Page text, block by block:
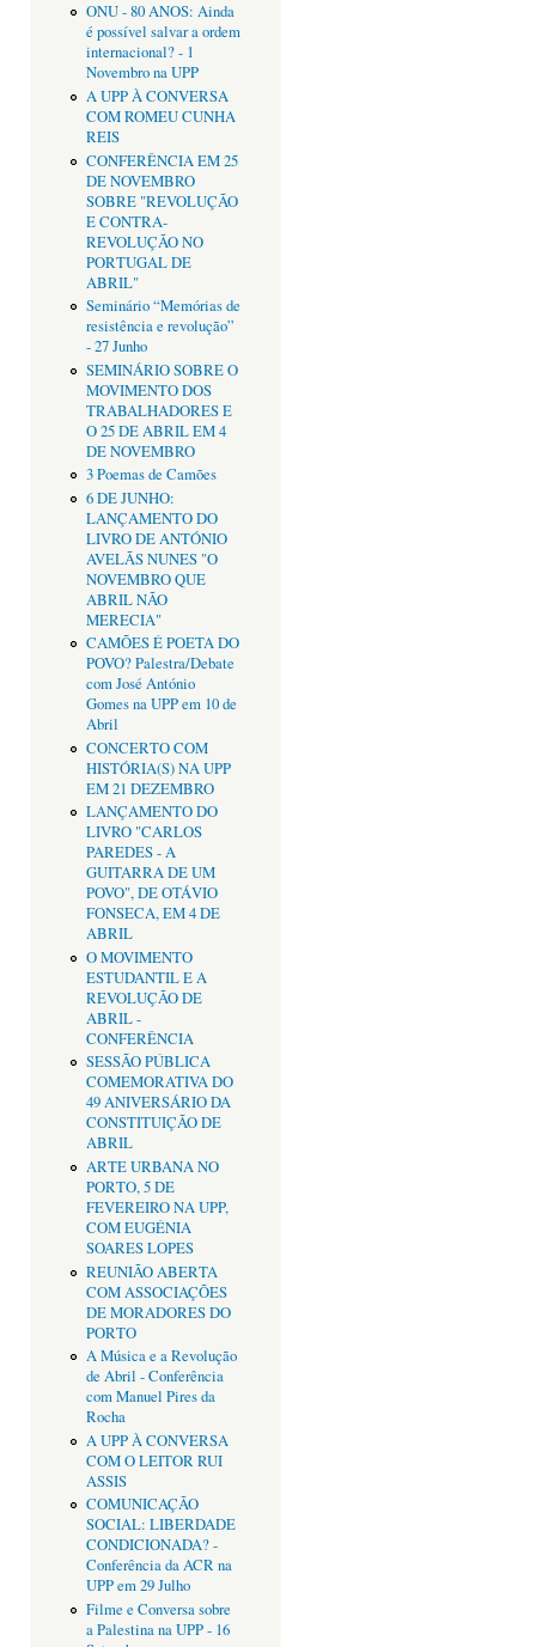
ONU - 80 ANOS: Ainda
é possível salvar a ordem
internacional? - 1
Novembro na UPP
A UPP À CONVERSA
COM ROMEU CUNHA
REIS
CONFERÊNCIA EM 25
DE NOVEMBRO
SOBRE "REVOLUÇÃO
E CONTRA-
REVOLUÇÃO NO
PORTUGAL DE
ABRIL"
Seminário “Memórias de
resistência e revolução”
- 27 Junho
SEMINÁRIO SOBRE O
MOVIMENTO DOS
TRABALHADORES E
O 25 DE ABRIL EM 4
DE NOVEMBRO
3 Poemas de Camões
6 DE JUNHO:
LANÇAMENTO DO
LIVRO DE ANTÓNIO
AVELÃS NUNES "O
NOVEMBRO QUE
ABRIL NÃO
MERECIA"
CAMÕES É POETA DO
POVO? Palestra/Debate
com José António
Gomes na UPP em 10 de
Abril
CONCERTO COM
HISTÓRIA(S) NA UPP
EM 21 DEZEMBRO
LANÇAMENTO DO
LIVRO "CARLOS
PAREDES - A
GUITARRA DE UM
POVO", DE OTÁVIO
FONSECA, EM 4 DE
ABRIL
O MOVIMENTO
ESTUDANTIL E A
REVOLUÇÃO DE
ABRIL -
CONFERÊNCIA
SESSÃO PÚBLICA
COMEMORATIVA DO
49 ANIVERSÁRIO DA
CONSTITUIÇÃO DE
ABRIL
ARTE URBANA NO
PORTO, 5 DE
FEVEREIRO NA UPP,
COM EUGÉNIA
SOARES LOPES
REUNIÃO ABERTA
COM ASSOCIAÇÕES
DE MORADORES DO
PORTO
A Música e a Revolução
de Abril - Conferência
com Manuel Pires da
Rocha
A UPP À CONVERSA
COM O LEITOR RUI
ASSIS
COMUNICAÇÃO
SOCIAL: LIBERDADE
CONDICIONADA? -
Conferência da ACR na
UPP em 29 Julho
Filme e Conversa sobre
a Palestina na UPP - 16